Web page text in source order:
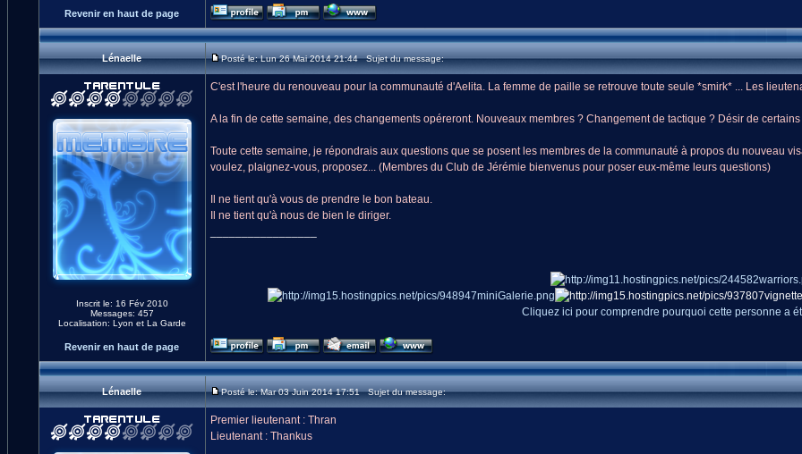
Revenir en haut de page
Lénaelle Posté le: Lun 26 Mai 2014 21:44 Sujet du message:
Inscrit le: 16 Fév 2010
Messages: 457
Localisation: Lyon et La Garde
C'est l'heure du renouveau pour la communauté d'Aelita. La femme de paille se retrouve toute seule *smirk* ... Les
A la fin de cette semaine, des changements opéreront. Nouveaux membres ? Changement de tactique ? Désir de
Toute cette semaine, je répondrais aux questions que se posent les membres de la communauté à propos du nouveau
voulez, plaignez-vous, proposez... (Membres du Club de Jérémie bienvenus pour poser eux-même leurs questions)
Il ne tient qu'à vous de prendre le bon bateau.
Il ne tient qu'à nous de bien le diriger.
Cliquez ici pour comprendre pourquoi cette personne a
Revenir en haut de page
Lénaelle Posté le: Mar 03 Juin 2014 17:51 Sujet du message:
Premier lieutenant : Thran
Lieutenant : Thankus